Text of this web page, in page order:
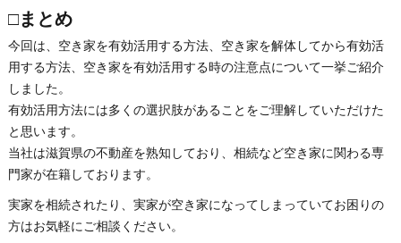
□まとめ
今回は、空き家を有効活用する方法、空き家を解体してから有効活
用する方法、空き家を有効活用する時の注意点について一挙ご紹介
しました。
有効活用方法には多くの選択肢があることをご理解していただけた
と思います。
当社は滋賀県の不動産を熟知しており、相続など空き家に関わる専
門家が在籍しております。
実家を相続されたり、実家が空き家になってしまっていてお困りの
方はお気軽にご相談ください。